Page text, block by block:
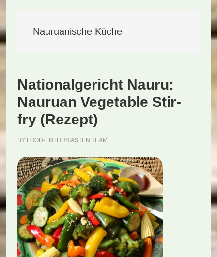
Nauruanische Küche
Nationalgericht Nauru:
Nauruan Vegetable Stir-
fry (Rezept)
BY FOOD-ENTHUSIASTEN TEAM